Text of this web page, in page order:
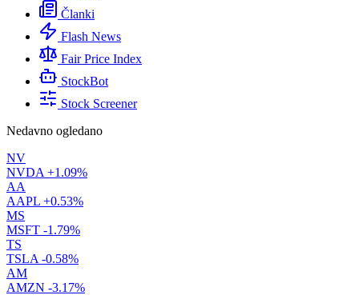
Članki
Flash News
Fair Price Index
StockBot
Stock Screener
Nedavno ogledano
NV
NVDA +1.09%
AA
AAPL +0.53%
MS
MSFT -1.79%
TS
TSLA -0.58%
AM
AMZN -3.17%